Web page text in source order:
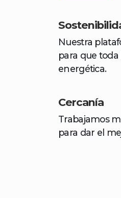
Nuestra
para que
energética.
Cercanía
Trabajamos
para dar el